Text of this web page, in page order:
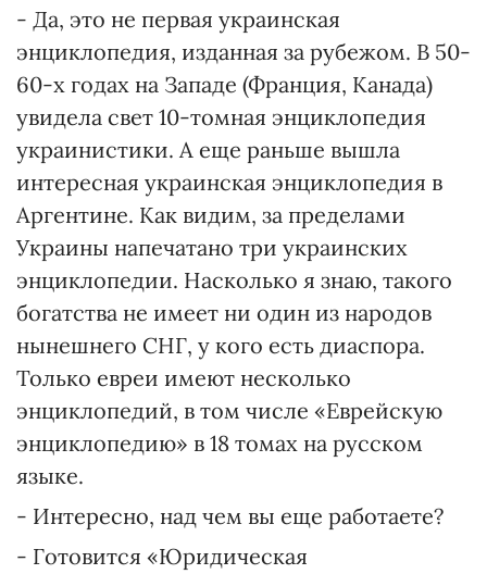
- Да, это не первая украинская
энциклопедия, изданная за рубежом. В 50-
60-х годах на Западе (Франция, Канада)
увидела свет 10-томная энциклопедия
украинистики. А еще раньше вышла
интересная украинская энциклопедия в
Аргентине. Как видим, за пределами
Украины напечатано три украинских
энциклопедии. Насколько я знаю, такого
богатства не имеет ни один из народов
нынешнего СНГ, у кого есть диаспора.
Только евреи имеют несколько
энциклопедий, в том числе «Еврейскую
энциклопедию» в 18 томах на русском
языке.
- Интересно, над чем вы еще работаете?
- Готовится «Юридическая